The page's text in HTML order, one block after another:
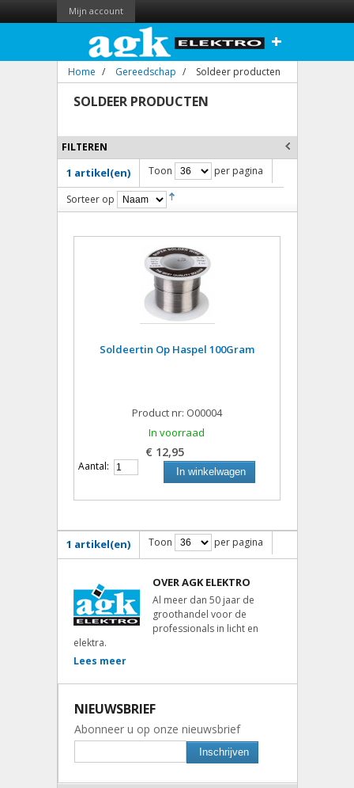
Mijn account
+
Home / Gereedschap / Soldeer producten
SOLDEER PRODUCTEN
FILTEREN
1 artikel(en) Toon per pagina
Sorteer op
Soldeertin Op Haspel 100Gram
Product nr: O00004
In voorraad
€ 12,95
Aantal: In winkelwagen
1 artikel(en) Toon per pagina
OVER AGK ELEKTRO
Al meer dan 50 jaar de
groothandel voor de
professionals in licht en
elektra.
Lees meer
NIEUWSBRIEF
Abonneer u op onze nieuwsbrief
Inschrijven